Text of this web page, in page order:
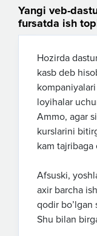
Yangi veb-
fursatda ish
Hozirda
kasb deb
loyihalar
Ammo, agar
kurslarini
kam tajribaga
Afsuski,
axir barcha
qodir bo’lgan
Shu bilan